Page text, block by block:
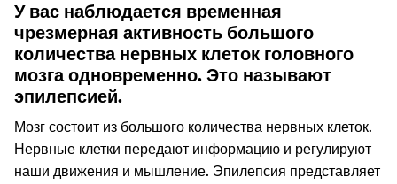
У вас наблюдается временная
чрезмерная активность большого
количества нервных клеток головного
мозга одновременно. Это называют
эпилепсией.
Мозг состоит из большого количества нервных клеток.
Нервные клетки передают информацию и регулируют
наши движения и мышление. Эпилепсия представляет